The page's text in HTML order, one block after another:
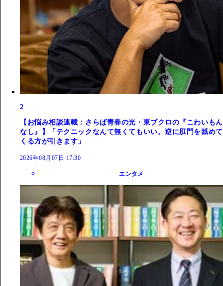
2
【お悩み相談連載：さらば青春の光・東ブクロの『こわいもん
なし』】「テクニックなんて無くてもいい。逆に肛門を舐めて
くる方が引きます」
2026年08月07日 17:30
エンタメ